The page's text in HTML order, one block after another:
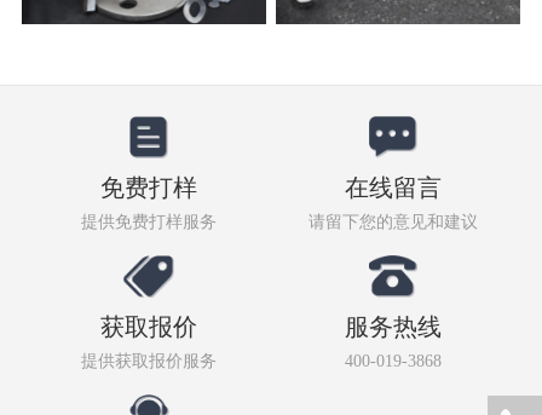
免费打样
提供免费打样服务
在线留言
请留下您的意见和建议
获取报价
提供获取报价服务
服务热线
400-019-3868